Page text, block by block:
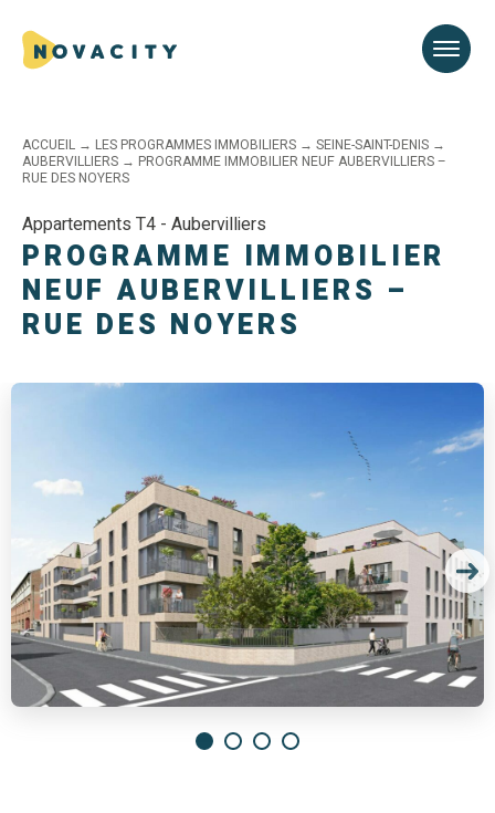
ACCUEIL → LES PROGRAMMES IMMOBILIERS → SEINE-SAINT-DENIS →
AUBERVILLIERS → PROGRAMME IMMOBILIER NEUF AUBERVILLIERS –
RUE DES NOYERS
Appartements T4 - Aubervilliers
PROGRAMME IMMOBILIER
NEUF AUBERVILLIERS –
RUE DES NOYERS